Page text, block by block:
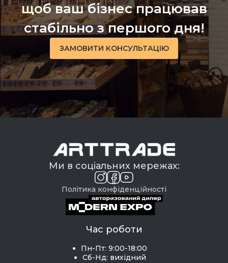
щоб ваш бізнес працював
стабільно з першого дня!
ЗАМОВИТИ КОНСУЛЬТАЦІЮ
Ми в соціальних мережах:
Політика конфіденційності
Час роботи
Пн-Пт: 9:00-18:00
Сб-Нд: вихідний